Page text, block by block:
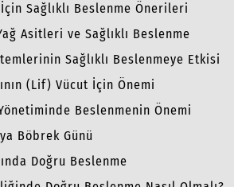
İçin Sağlıklı Beslenme Önerileri
Asitleri ve Sağlıklı Beslenme
Sağlıklı Beslenmeye Etkisi
(Lif) Vücut İçin Önemi
Beslenmenin Önemi
Böbrek Günü
Doğru Beslenme